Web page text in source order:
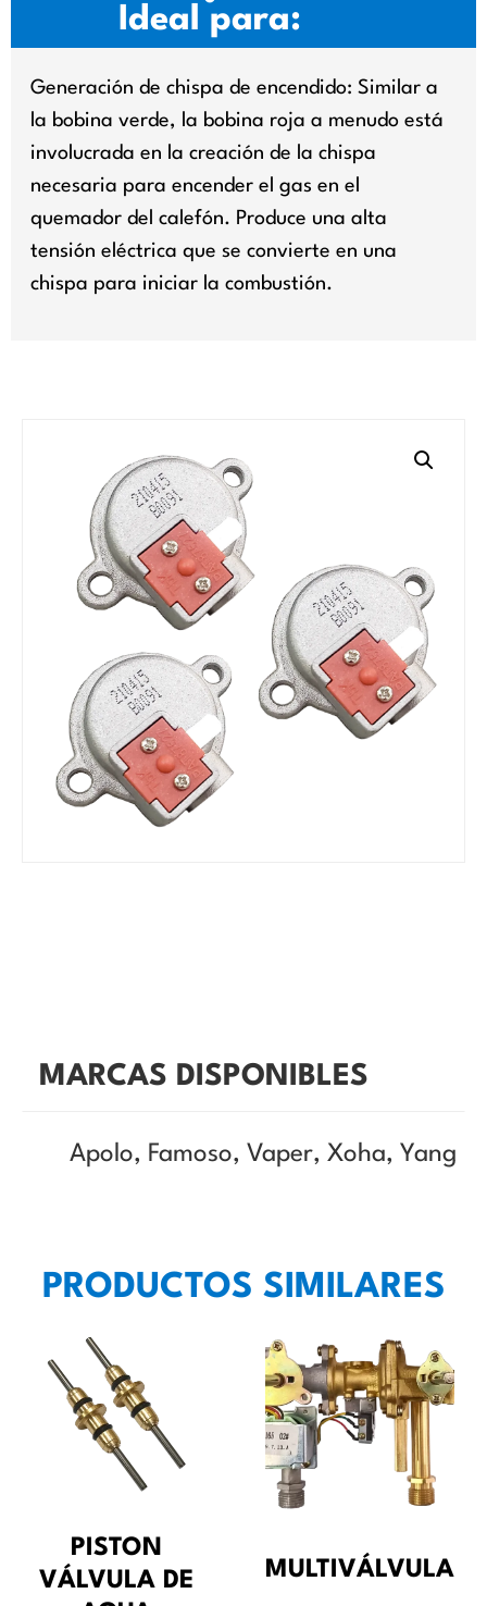
Ideal para:
Generación de chispa de encendido: Similar a
la bobina verde, la bobina roja a menudo está
involucrada en la creación de la chispa
necesaria para encender el gas en el
quemador del calefón. Produce una alta
tensión eléctrica que se convierte en una
chispa para iniciar la combustión.
MARCAS DISPONIBLES
Apolo, Famoso, Vaper, Xoha, Yang
PRODUCTOS SIMILARES
PISTON
VÁLVULA DE
MULTIVÁLVULA